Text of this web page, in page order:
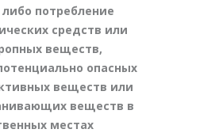
потребление
средств или
веществ,
опасных
веществ или
веществ в
местах